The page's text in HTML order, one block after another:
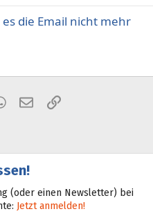
die Email nicht mehr
WhatsApp
E-MailLink
(oder einen Newsletter) bei
Jetzt anmelden!